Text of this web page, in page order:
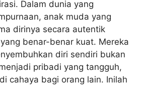
Dalam dunia yang
anak muda yang
dirinya secara autentik
benar-benar kuat. Mereka
diri sendiri bukan
pribadi yang tangguh,
cahaya bagi orang lain. Inilah